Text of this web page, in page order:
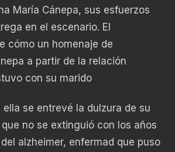
María Cánepa, sus esfuerzos
en el escenario. El
cómo un homenaje de
a partir de la relación
con su marido
se entrevé la dulzura de su
no se extinguió con los años
alzheimer, enfermad que puso